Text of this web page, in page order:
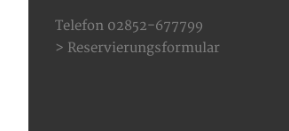
Telefon 02852-677799
> Reservierungsformular